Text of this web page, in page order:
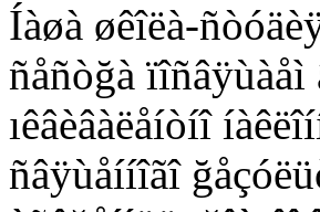
Íàøà øêîëà-
ñåñòğà ïîñâÿùàåì
ıêâèâàëåíòíî
ñâÿùåííîãî